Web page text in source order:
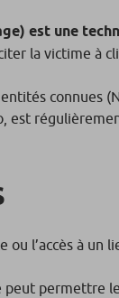
est une
la victime à
connues
est
ou l’accès à
peut